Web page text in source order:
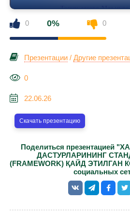
0 0% 0
Презентации / Другие
0
22.06.26
Скачать презентацию
Поделиться презентацией
ДАСТУРЛАРИНИНГ
(FRAMEWORK) ҚАЙД
социальных